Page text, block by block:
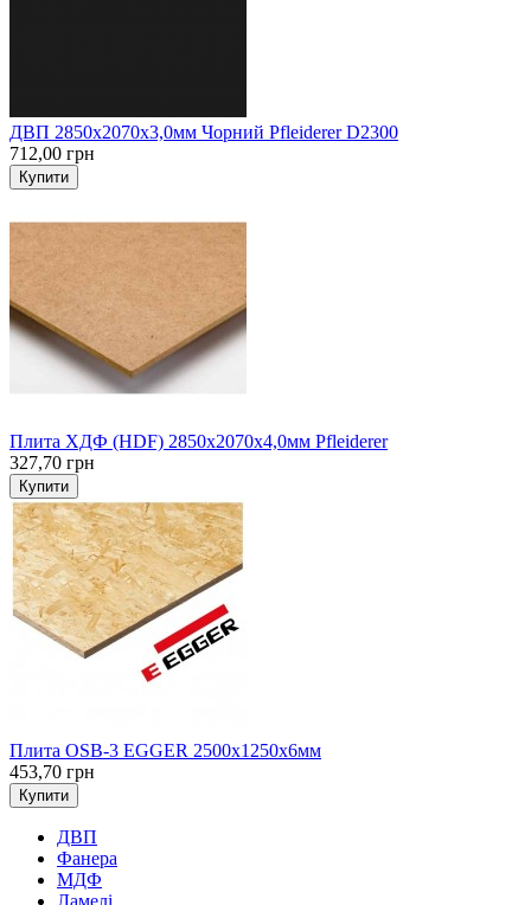
ДВП 2850х2070х3,0мм Чорний Pfleiderer D2300
712,00 грн
Купити
Плита ХДФ (HDF) 2850х2070х4,0мм Pfleiderer
327,70 грн
Купити
Плита OSB-3 EGGER 2500х1250х6мм
453,70 грн
Купити
ДВП
Фанера
МДФ
Ламелі